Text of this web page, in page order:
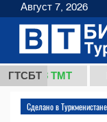
ГТСБТ
ТМТ
Сделано в Туркменистане
Август 7, 2026